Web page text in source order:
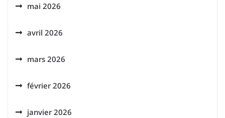
mai 2026
avril 2026
mars 2026
février 2026
janvier 2026